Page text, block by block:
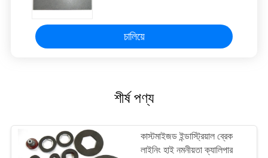
চালিয়ে
শীর্ষ পণ্য
কাস্টমাইজড ইন্ডাস্ট্রিয়াল ব্রেক
লাইনিং হাই নমনীয়তা ক্যালিপার